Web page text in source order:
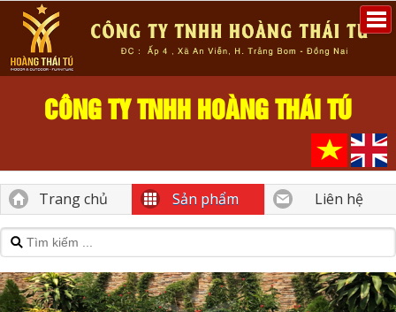
CÔNG TY TNHH HOÀNG THÁI TÚ
Trang chủ Sản phẩm Liên hệ